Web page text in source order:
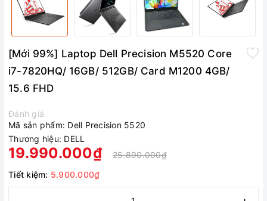
[Mới 99%] Laptop Dell Precision M5520 Core
i7-7820HQ/ 16GB/ 512GB/ Card M1200 4GB/
15.6 FHD
Đánh giá
Mã sản phẩm: Dell Precision 5520
Thương hiệu: DELL
19.990.000₫
25.890.000₫
Tiết kiệm: 5.900.000₫